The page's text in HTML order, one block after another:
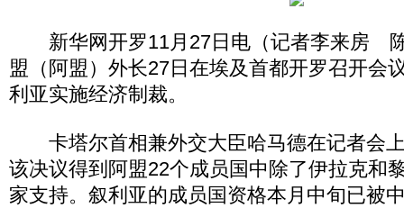
新华网开罗11月27日电（记者李来房
盟（阿盟）外长27日在埃及首都开罗召开会
利亚实施经济制裁。
卡塔尔首相兼外交大臣哈马德在记者会
该决议得到阿盟22个成员国中除了伊拉克和
家支持。叙利亚的成员国资格本月中旬已被